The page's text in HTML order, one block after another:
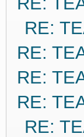
RE:
RE:
RE:
RE:
RE: